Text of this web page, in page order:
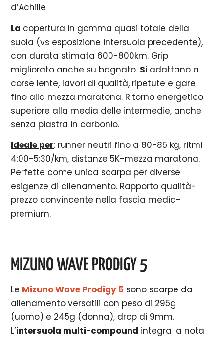
d’Achille
La copertura in gomma quasi totale della
suola (vs esposizione intersuola precedente),
con durata stimata 600-800km. Grip
migliorato anche su bagnato. Si adattano a
corse lente, lavori di qualità, ripetute e gare
fino alla mezza maratona. Ritorno energetico
superiore alla media delle intermedie, anche
senza piastra in carbonio.
Ideale per: runner neutri fino a 80-85 kg, ritmi
4:00-5:30/km, distanze 5K-mezza maratona.
Perfette come unica scarpa per diverse
esigenze di allenamento. Rapporto qualità-
prezzo convincente nella fascia media-
premium.
MIZUNO WAVE PRODIGY 5
Le Mizuno Wave Prodigy 5 sono scarpe da
allenamento versatili con peso di 295g
(uomo) e 245g (donna), drop di 9mm.
L’intersuola multi-compound integra la nota